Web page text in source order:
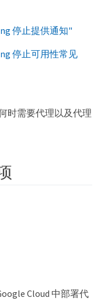
停止提供通知"
停止可用性常见
时需要代理以及代理
Cloud 中部署代